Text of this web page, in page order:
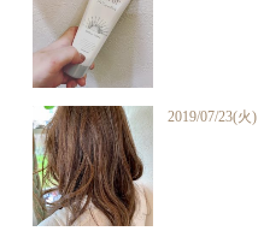
2019/07/23(火)